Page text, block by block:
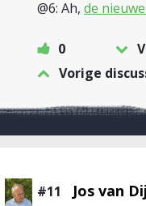
@6: Ah, de
0
Vorige
#11 Jos van